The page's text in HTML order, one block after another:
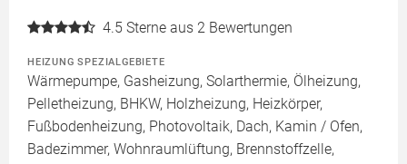
4.5 Sterne aus 2 Bewertungen
HEIZUNG SPEZIALGEBIETE
Wärmepumpe, Gasheizung, Solarthermie, Ölheizung,
Pelletheizung, BHKW, Holzheizung, Heizkörper,
Fußbodenheizung, Photovoltaik, Dach, Kamin / Ofen,
Badezimmer, Wohnraumlüftung, Brennstoffzelle,